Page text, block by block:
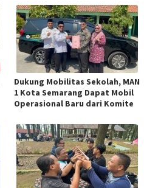
Dukung Mobilitas Sekolah, MAN
1 Kota Semarang Dapat Mobil
Operasional Baru dari Komite